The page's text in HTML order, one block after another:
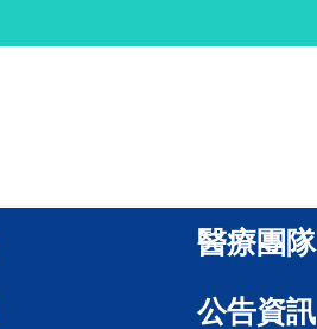
醫療團隊
公告資訊